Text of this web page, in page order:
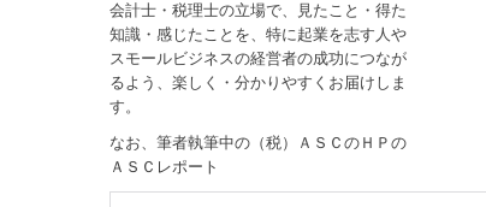
会計士・税理士の立場で、見たこと・得た
知識・感じたことを、特に起業を志す人や
スモールビジネスの経営者の成功につなが
るよう、楽しく・分かりやすくお届けしま
す。
なお、筆者執筆中の（税）ＡＳＣのＨＰの
ＡＳＣレポート